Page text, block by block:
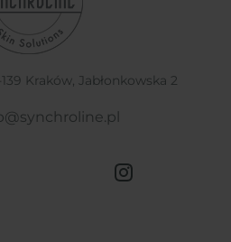
Kraków, Jabłonkowska 2